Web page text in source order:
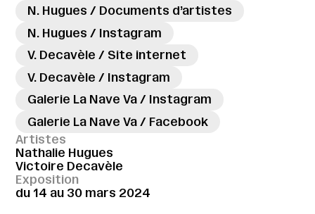
N. Hugues / Documents d’artistes
N. Hugues / Instagram
V. Decavèle / Site internet
V. Decavèle / Instagram
Galerie La Nave Va / Instagram
Galerie La Nave Va / Facebook
Artistes
Nathalie Hugues
Victoire Decavèle
Exposition
du 14 au 30 mars 2024